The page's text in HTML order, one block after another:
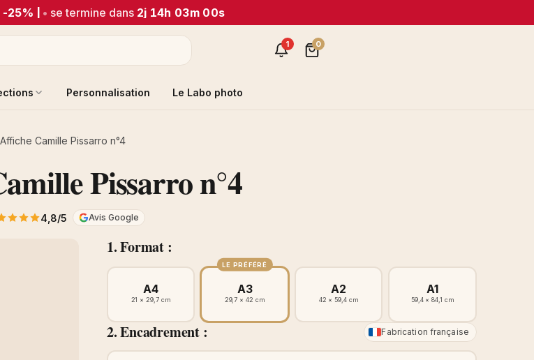
25% | • se termine dans 2j 14h 03m 00s
1 0
Personnalisation Le Labo photo
Affiche Camille Pissarro n°4
Pissarro n°4
4,8/5 Avis Google
1. Format :
A4
21 × 29,7 cm
LE PRÉFÉRÉ
A3
29,7 × 42 cm
A2
42 × 59,4 cm
A1
59,4 × 84,1 cm
2. Encadrement : Fabrication française